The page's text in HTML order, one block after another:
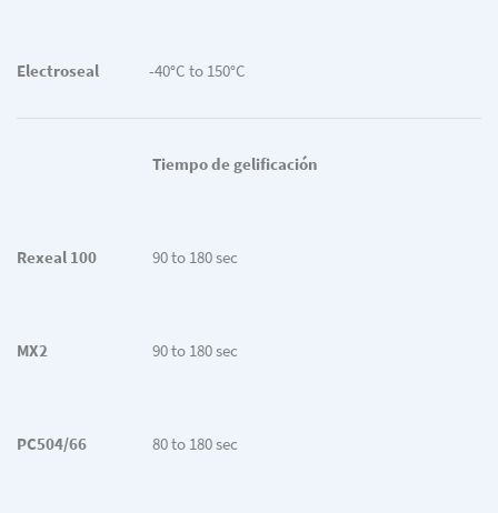
Electroseal -40°C to 150°C
Tiempo de gelificación
Rexeal 100 90 to 180 sec
MX2 90 to 180 sec
PC504/66 80 to 180 sec